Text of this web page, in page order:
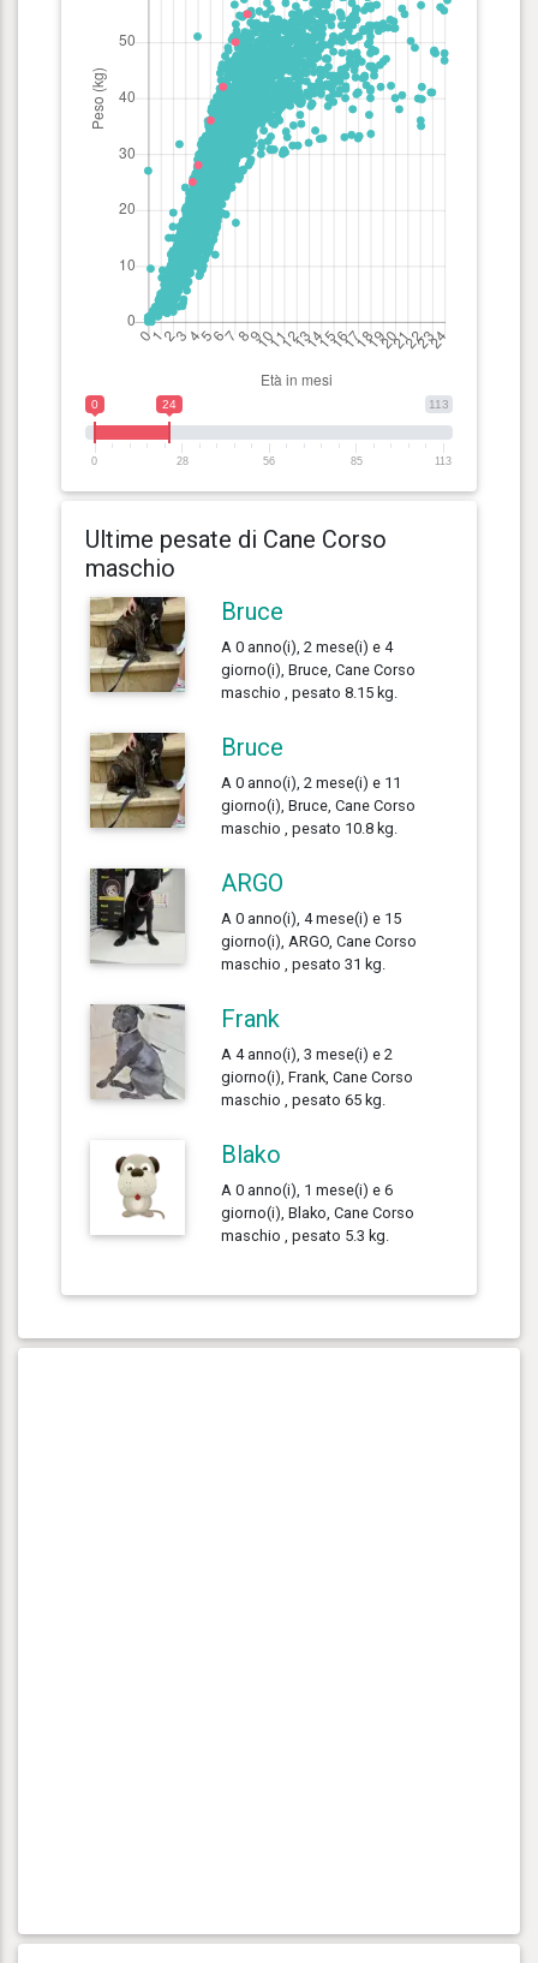
113
0 24
0 28 56 85 113
Ultime pesate di Cane Corso
maschio
Bruce
A 0 anno(i), 2 mese(i) e 4
giorno(i), Bruce, Cane Corso
maschio , pesato 8.15 kg.
Bruce
A 0 anno(i), 2 mese(i) e 11
giorno(i), Bruce, Cane Corso
maschio , pesato 10.8 kg.
ARGO
A 0 anno(i), 4 mese(i) e 15
giorno(i), ARGO, Cane Corso
maschio , pesato 31 kg.
Frank
A 4 anno(i), 3 mese(i) e 2
giorno(i), Frank, Cane Corso
maschio , pesato 65 kg.
Blako
A 0 anno(i), 1 mese(i) e 6
giorno(i), Blako, Cane Corso
maschio , pesato 5.3 kg.